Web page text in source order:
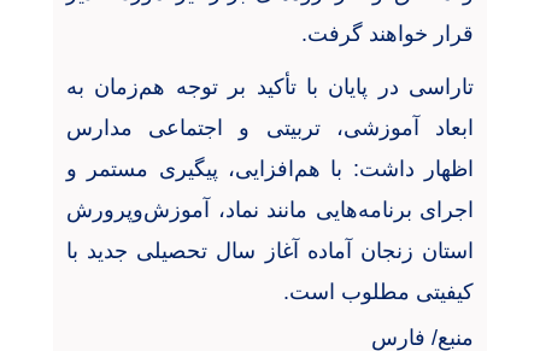
قرار خواهند گرفت.
تاراسی در پایان با تأکید بر توجه هم‌زمان به
ابعاد آموزشی، تربیتی و اجتماعی مدارس
اظهار داشت: با هم‌افزایی، پیگیری مستمر و
اجرای برنامه‌هایی مانند نماد، آموزش‌وپرورش
استان زنجان آماده آغاز سال تحصیلی جدید با
کیفیتی مطلوب است.
منبع/ فارس